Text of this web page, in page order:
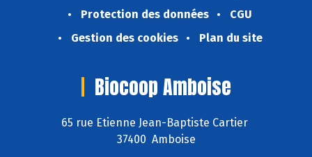
Protection des données
CGU
Gestion des cookies
Plan du site
Biocoop Amboise
65 rue Etienne Jean-Baptiste Cartier
37400 Amboise